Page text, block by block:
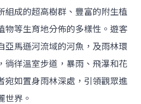
組成的超高樹群、豐富的附生植
物等生育地分佈的多樣性。遊客
亞馬遜河流域的河魚，及雨林環
徜徉溫室步道，暴雨、飛瀑和花
宛如置身雨林深處，引領觀眾進
世界。